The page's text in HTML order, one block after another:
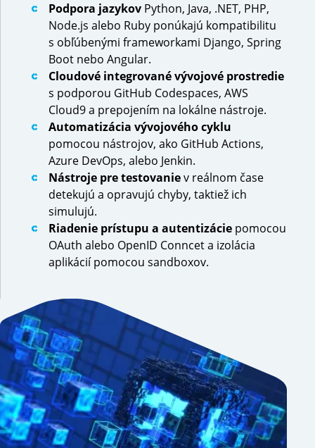
Podpora jazykov Python, Java, .NET, PHP,
Node.js alebo Ruby ponúkajú kompatibilitu
s obľúbenými frameworkami Django, Spring
Boot nebo Angular.
Cloudové integrované vývojové prostredie
s podporou GitHub Codespaces, AWS
Cloud9 a prepojením na lokálne nástroje.
Automatizácia vývojového cyklu
pomocou nástrojov, ako GitHub Actions,
Azure DevOps, alebo Jenkin.
Nástroje pre testovaniev reálnom čase
detekujú a opravujú chyby, taktiež ich
simulujú.
Riadenie prístupu a autentizácie pomocou
OAuth alebo OpenID Conncet a izolácia
aplikácií pomocou sandboxov.